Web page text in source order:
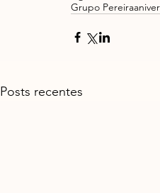
Grupo Pereira
Posts recentes